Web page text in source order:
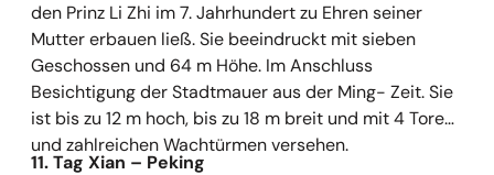
den Prinz Li Zhi im 7. Jahrhundert zu Ehren seiner
Mutter erbauen ließ. Sie beeindruckt mit sieben
Geschossen und 64 m Höhe. Im Anschluss
Besichtigung der Stadtmauer aus der Ming- Zeit. Sie
ist bis zu 12 m hoch, bis zu 18 m breit und mit 4 Toren
und zahlreichen Wachtürmen versehen.
11. Tag Xian – Peking